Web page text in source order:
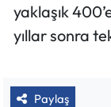
yaklaşık
yıllar sonra
Paylaş